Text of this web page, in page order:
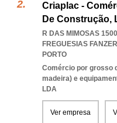
Criaplac -
De Construção,
R DAS MIMOSAS
FREGUESIAS
PORTO
Comércio por grosso
madeira) e
LDA
Ver empresa